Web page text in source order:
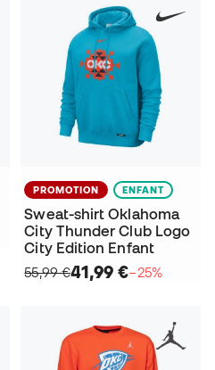
PROMOTION ENFANT
Sweat-shirt Oklahoma
City Thunder Club Logo
City Edition Enfant
55,99 €41,99 €−25%